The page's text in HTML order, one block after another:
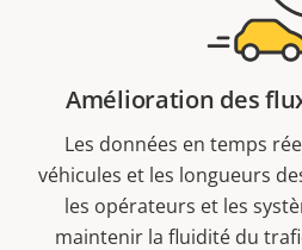
Amélioration des
Les données en temps
véhicules et les longueurs
les opérateurs et les
maintenir la fluidité du